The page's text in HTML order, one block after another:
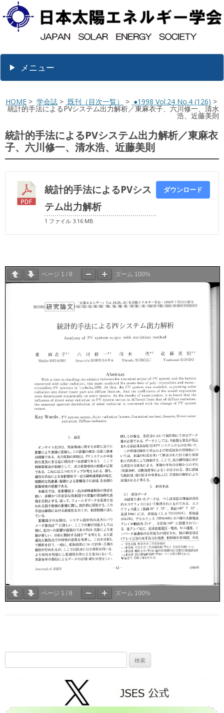
メニュー
HOME > 学会誌 > 既刊（目次一覧） > ●1998 Vol.24 No.4 (126) >
統計的手法によるPVシステム出力解析／東麻衣子、六川修一、清水
浩、近藤美則
統計的手法によるPVシステム出力解析／東麻衣
子、六川修一、清水浩、近藤美則
統計的手法によるPVシス
テム出力解析
1 ファイル 3.16 MB
ダウンロード
ページ 1 / 8 ズーム 100%
ページ 1 / 8 ズーム 100%
索: